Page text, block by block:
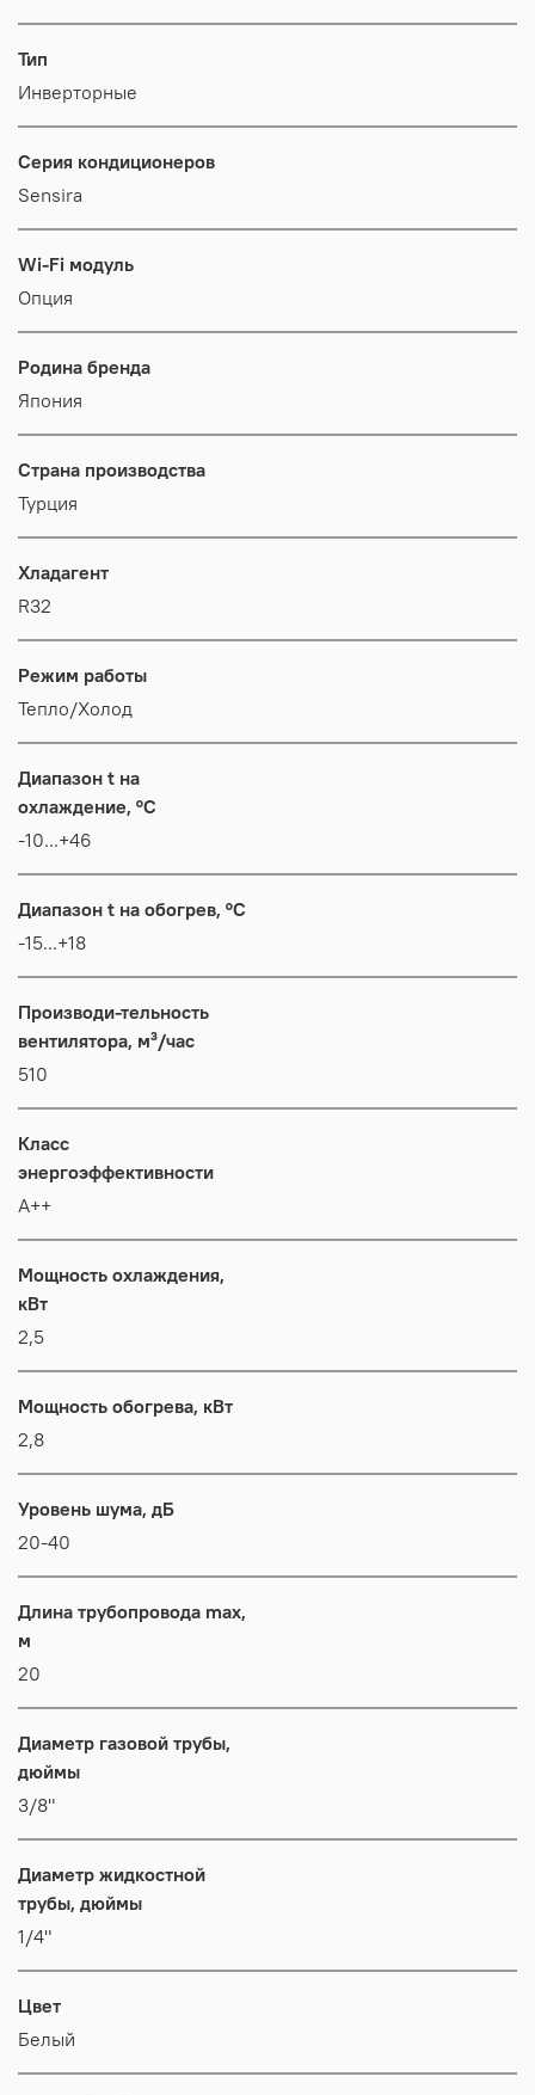
Тип
Инверторные
Серия кондиционеров
Sensira
Wi-Fi модуль
Опция
Родина бренда
Япония
Страна производства
Турция
Хладагент
R32
Режим работы
Тепло/Холод
Диапазон t на
охлаждение, °C
-10...+46
Диапазон t на обогрев, °C
-15...+18
Производи-тельность
вентилятора, м³/час
510
Класс
энергоэффективности
А++
Мощность охлаждения,
кВт
2,5
Мощность обогрева, кВт
2,8
Уровень шума, дБ
20-40
Длина трубопровода max,
м
20
Диаметр газовой трубы,
дюймы
3/8"
Диаметр жидкостной
трубы, дюймы
1/4"
Цвет
Белый